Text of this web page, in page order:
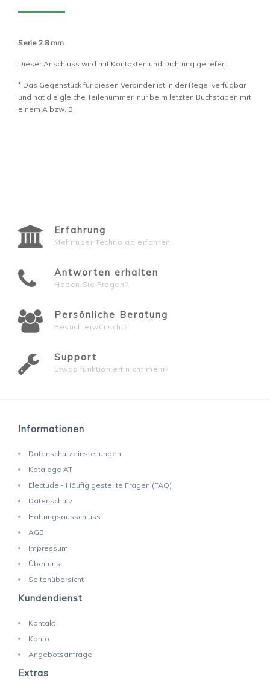
Serie 2.8 mm
Dieser Anschluss wird mit Kontakten und Dichtung geliefert.
* Das Gegenstück für diesen Verbinder ist in der Regel verfügbar
und hat die gleiche Teilenummer, nur beim letzten Buchstaben mit
einem A bzw. B.
Erfahrung
Mehr über Technolab erfahren
Antworten erhalten
Haben Sie Fragen?
Persönliche Beratung
Besuch erwünscht?
Support
Etwas funktioniert nicht mehr?
Informationen
Datenschutzeinstellungen
Kataloge AT
Electude - Häufig gestellte Fragen (FAQ)
Datenschutz
Haftungsausschluss
AGB
Impressum
Über uns
Seitenübersicht
Kundendienst
Kontakt
Konto
Angebotsanfrage
Extras